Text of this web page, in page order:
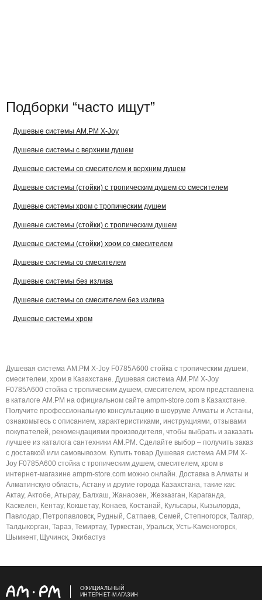
Подборки “часто ищут”
Душевые системы AM.PM X-Joy
Душевые системы с верхним душем
Душевые системы со смесителем и верхним душем
Душевые системы (стойки) с тропическим душем со смесителем
Душевые системы хром с тропическим душем
Душевые системы (стойки) с тропическим душем
Душевые системы (стойки) хром со смесителем
Душевые системы со смесителем
Душевые системы без излива
Душевые системы со смесителем без излива
Душевые системы хром
Душевая система AM.PM X-Joy F0785A600 стойка с тропическим душем,
смесителем, хром в Казахстане. Душевая система AM.PM X-Joy
F0785A600 стойка с тропическим душем, смесителем, хром представлена
в каталоге AM.PM на официальном сайте ampm-store.com в Казахстане.
Получите профессиональную консультацию в шоуруме Алматы и Астаны,
ознакомьтесь с описанием, характеристиками, инструкциями, отзывами
покупателей, рекомендациями производителя, чтобы выбрать и заказать
лучшее из каталога сантехники AM.PM. Сделайте выбор – получить заказ
с доставкой или самовывозом. Купить товар Душевая система AM.PM X-
Joy F0785A600 стойка с тропическим душем, смесителем, хром в
интернет-магазине ampm-store.com можно онлайн. Доставка в Алматы и
Алматинскую область, Астану и другие города Казахстана, такие как:
Актау, Актобе, Атырау, Балхаш, Жанаозен, Жезказган, Караганда,
Каскелен, Кентау, Кокшетау, Конаев, Костанай, Кульсары, Кызылорда,
Павлодар, Петропавловск, Рудный, Сатпаев, Семей, Степногорск, Талгар,
Талдыкорган, Тараз, Темиртау, Туркестан, Уральск, Усть-Каменогорск,
Шымкент, Щучинск, Экибастуз
ОФИЦИАЛЬНЫЙ
ИНТЕРНЕТ-МАГАЗИН